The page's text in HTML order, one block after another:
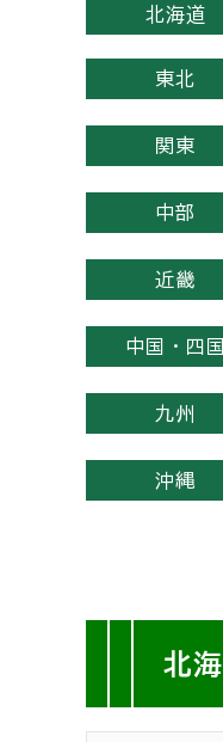
北海道
東北
関東
中部
近畿
中国・四国
九州
沖縄
北